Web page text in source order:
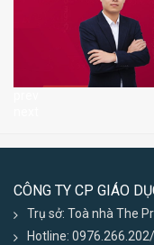
CÔNG TY CP GIÁO
Trụ sở: Toà nhà The
Hotline: